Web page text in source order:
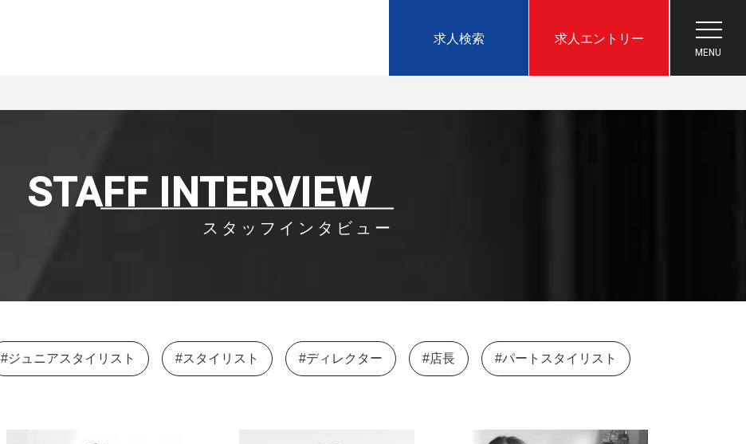
求人 検索 求人 エントリー
STAFF INTERVIEW
スタッフインタビュー
#ジュニアスタイリスト #スタイリスト #ディレクター #店長 #パートスタイリスト